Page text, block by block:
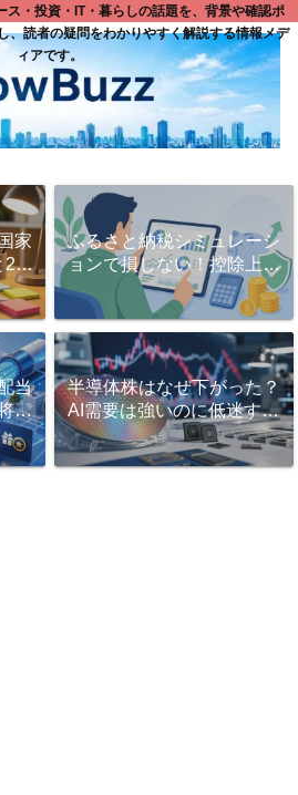
ス・投資・IT・暮らしの話題を、背景や確認ポ
、読者の疑問をわかりやすく解説する情報メデ
ィアです。
家
2ヶ
と
ふるさと納税シミュレーシ
ョンで損しない！控除上限
額を正確に計算するコツと
活用法
当
来
半導体株はなぜ下がった？
AI需要は強いのに低迷する
理由と今後の見方